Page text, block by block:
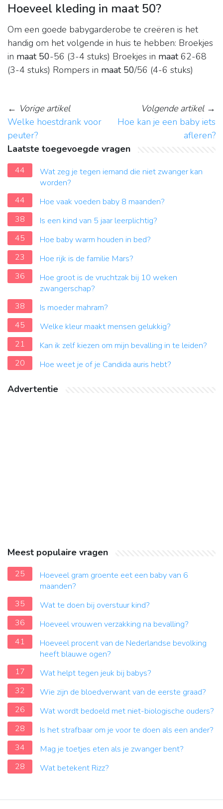
Hoeveel kleding in maat 50?
Om een goede babygarderobe te creëren is het
handig om het volgende in huis te hebben: Broekjes
in maat 50-56 (3-4 stuks) Broekjes in maat62-68
(3-4 stuks) Rompers in maat 50/56 (4-6 stuks)
← Vorige artikel
Welke hoestdrank voor
peuter?
Volgende artikel→
Hoe kan je een baby iets
afleren?
Laatste toegevoegde vragen
44
Wat zeg je tegen iemand die niet zwanger kan
worden?
44
Hoe vaak voeden baby 8 maanden?
38
Is een kind van 5 jaar leerplichtig?
45
Hoe baby warm houden in bed?
23
Hoe rijk is de familie Mars?
36
Hoe groot is de vruchtzak bij 10 weken
zwangerschap?
38
Is moeder mahram?
45
Welke kleur maakt mensen gelukkig?
21
Kan ik zelf kiezen om mijn bevalling in te leiden?
20
Hoe weet je of je Candida auris hebt?
Advertentie
Meest populaire vragen
25
Hoeveel gram groente eet een baby van 6
maanden?
35
Wat te doen bij overstuur kind?
36
Hoeveel vrouwen verzakking na bevalling?
41
Hoeveel procent van de Nederlandse bevolking
heeft blauwe ogen?
17
Wat helpt tegen jeuk bij babys?
32
Wie zijn de bloedverwant van de eerste graad?
26
Wat wordt bedoeld met niet-biologische ouders?
28
Is het strafbaar om je voor te doen als een ander?
34
Mag je toetjes eten als je zwanger bent?
28
Wat betekent Rizz?